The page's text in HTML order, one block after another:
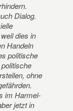
Dialog.
dies in
Handeln
politische
ohne
im Harmel-
jetzt in